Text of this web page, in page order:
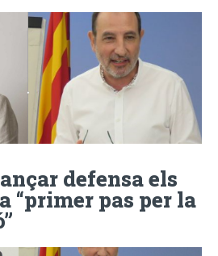
defensa els
“primer pas per la